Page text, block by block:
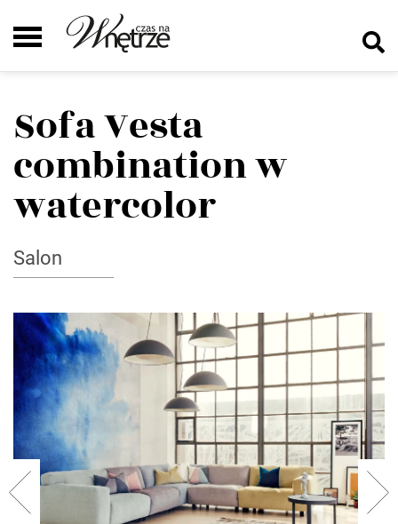
Sofa Vesta
combination w
watercolor
Salon